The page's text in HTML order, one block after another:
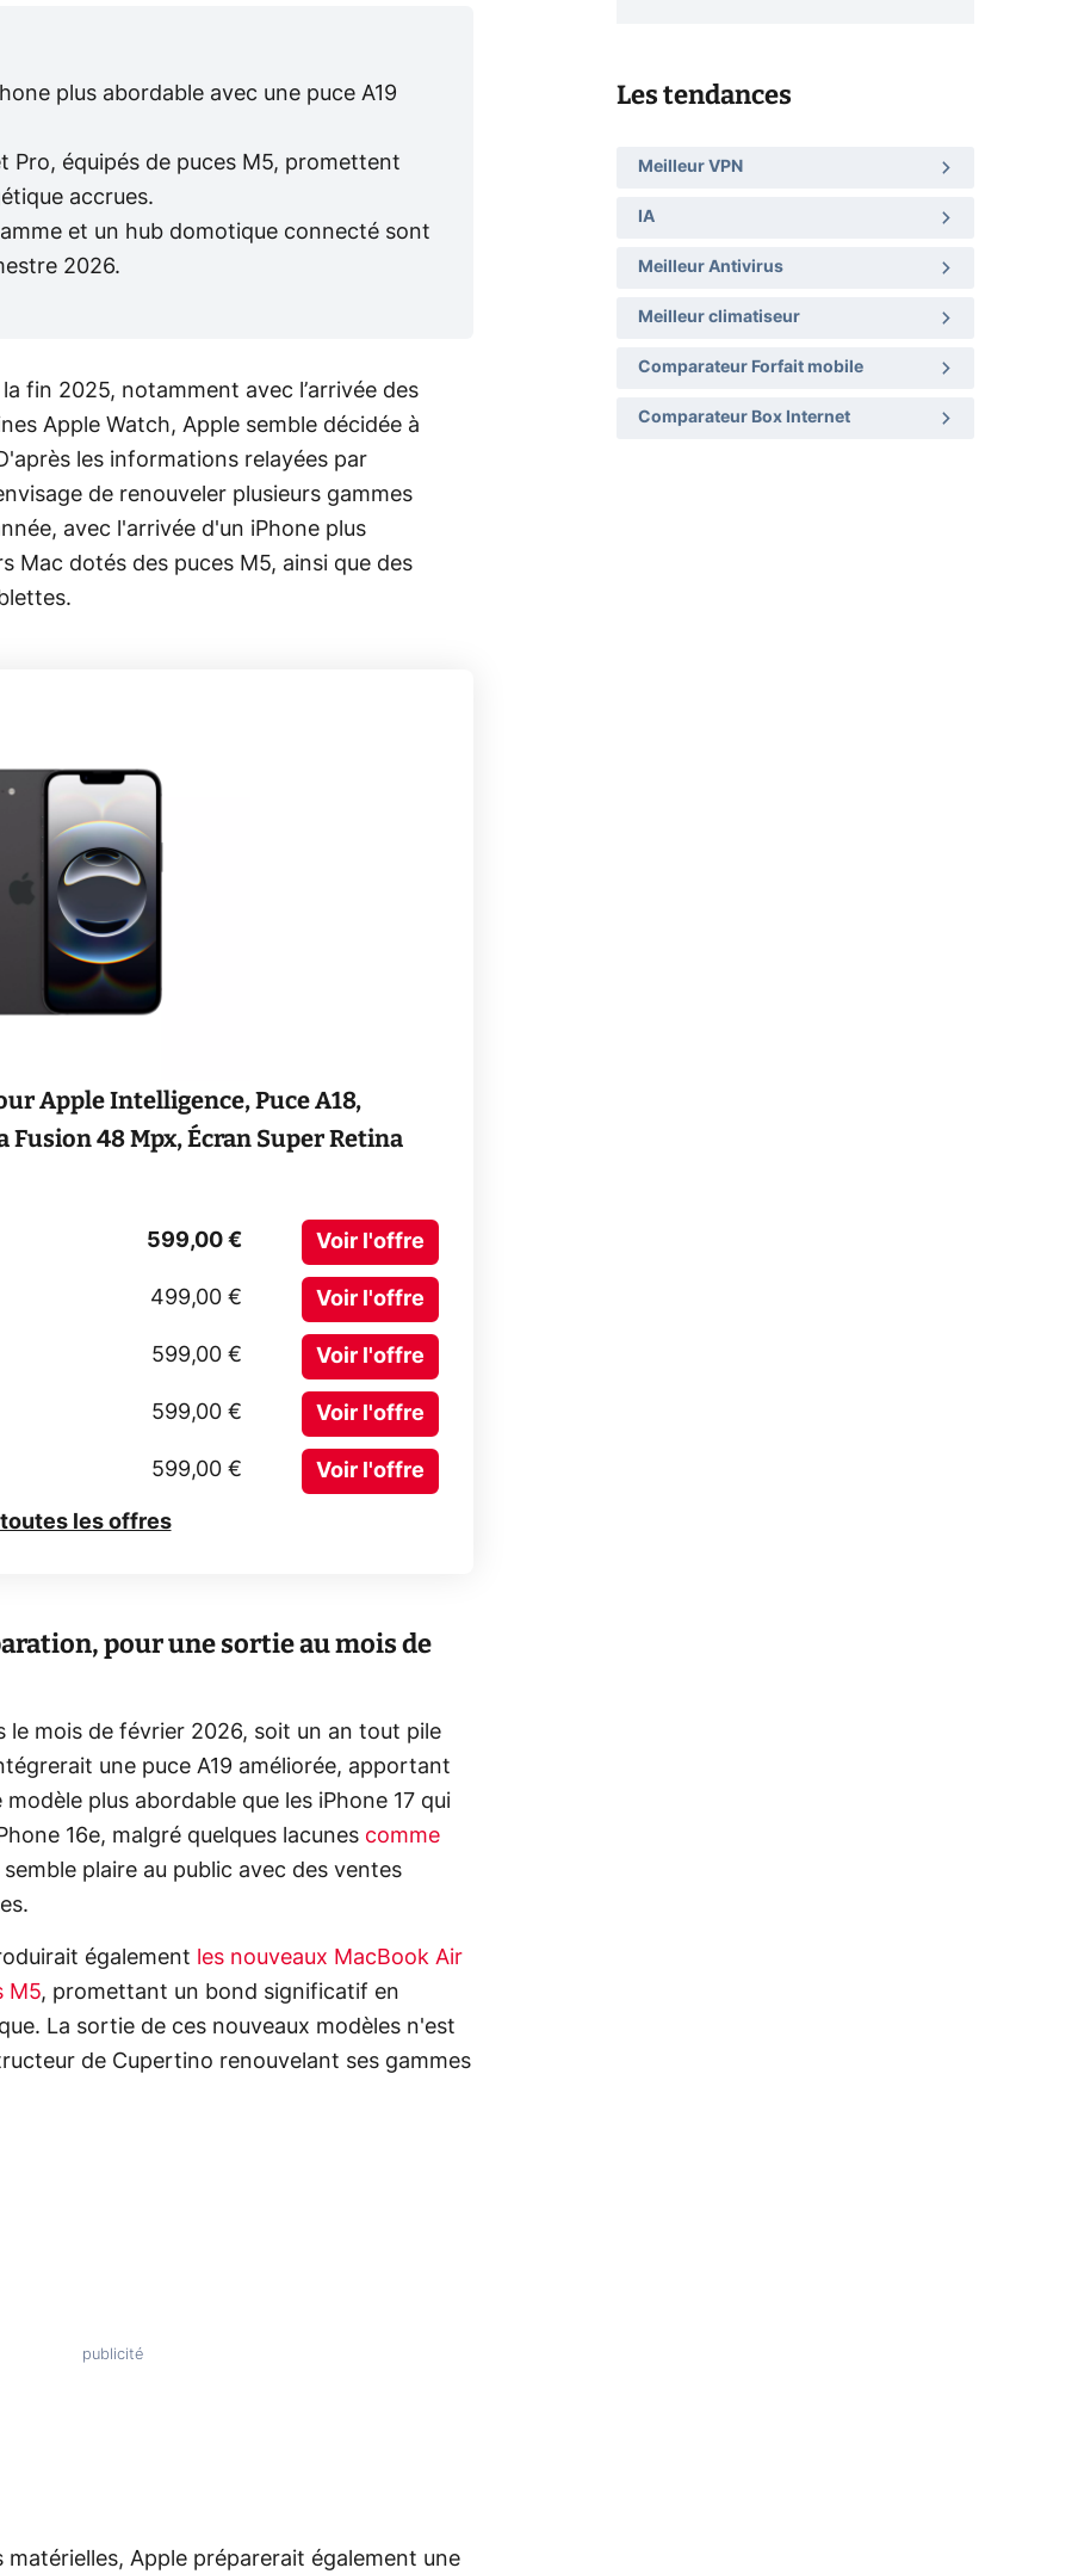
plus abordable avec une puce A19
Pro, équipés de puces M5, promettent
accrues.
et un hub domotique connecté sont
2026.
fin 2025, notamment avec l’arrivée des
Apple Watch, Apple semble décidée à
les informations relayées par
de renouveler plusieurs gammes
avec l'arrivée d'un iPhone plus
Mac dotés des puces M5, ainsi que des
Apple Intelligence, Puce A18,
48 Mpx, Écran Super Retina
599,00 € Voir l'offre
499,00 € Voir l'offre
599,00 € Voir l'offre
599,00 € Voir l'offre
599,00 € Voir l'offre
les offres
pour une sortie au mois de
le mois de février 2026, soit un an tout pile
une puce A19 améliorée, apportant
plus abordable que les iPhone 17 qui
16e, malgré quelques lacunes comme
semble plaire au public avec des ventes
également
les nouveaux MacBook Air
M5, promettant un bond significatif en
La sortie de ces nouveaux modèles n'est
de Cupertino renouvelant ses gammes
Apple préparerait également une
Les tendances
Meilleur VPN
IA
Meilleur Antivirus
Meilleur climatiseur
Comparateur Forfait mobile
Comparateur Box Internet